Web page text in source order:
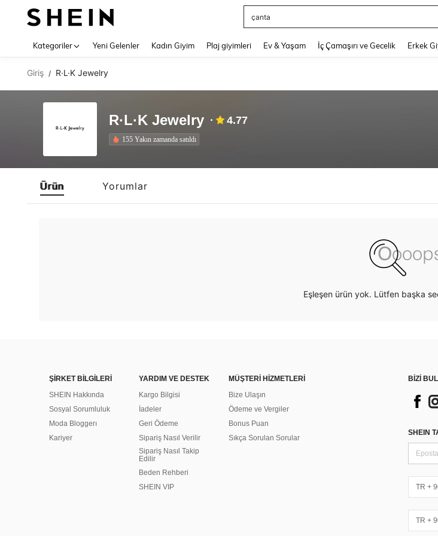
çanta
Kategoriler Yeni Gelenler Kadın Giyim Plaj giyimleri Ev & Yaşam İç Çamaşırı ve Gecelik Erkek
Giriş / R·L·K Jewelry
R·L·K Jewelry 4.77
155 Yakın zamanda satıldı
Ürün Yorumlar
Eşleşen ürün yok. Lütfen başka
ŞİRKET BİLGİLERİ
SHEIN Hakkında
Sosyal Sorumluluk
Moda Bloggerı
Kariyer
YARDIM VE DESTEK
Kargo Bilgisi
İadeler
Geri Ödeme
Sipariş Nasıl Verilir
Sipariş Nasıl Takip
Edilir
Beden Rehberi
SHEIN VIP
MÜŞTERİ HİZMETLERİ
Bize Ulaşın
Ödeme ve Vergiler
Bonus Puan
Sıkça Sorulan Sorular
BİZİ
SHEIN
TR +
TR +